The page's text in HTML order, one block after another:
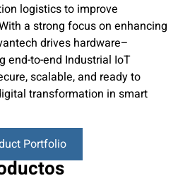
logistics to improve
a strong focus on enhancing
drives hardware–
end-to-end Industrial IoT
scalable, and ready to
transformation in smart
Portfolio